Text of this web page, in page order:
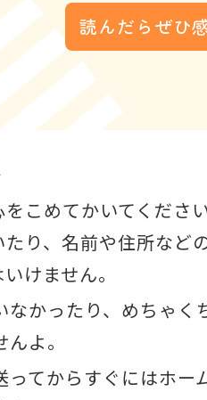
読んだらぜひ
こめてかいてくださ
たり、名前や住所など
けません。
なかったり、めちゃく
よ。
ってからすぐにはホー